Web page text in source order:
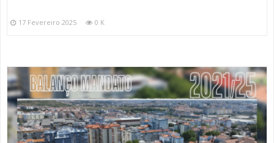
17 Fevereiro 2025 0 K